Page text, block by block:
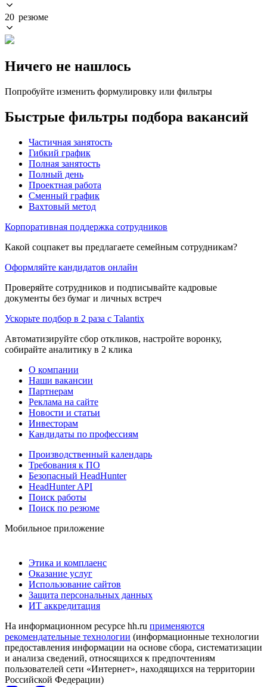
20 резюме
Ничего не нашлось
Попробуйте изменить формулировку или фильтры
Быстрые фильтры подбора вакансий
Частичная занятость
Гибкий график
Полная занятость
Полный день
Проектная работа
Сменный график
Вахтовый метод
Корпоративная поддержка сотрудников
Какой соцпакет вы предлагаете семейным сотрудникам?
Оформляйте кандидатов онлайн
Проверяйте сотрудников и подписывайте кадровые
документы без бумаг и личных встреч
Ускорьте подбор в 2 раза с Talantix
Автоматизируйте сбор откликов, настройте воронку,
собирайте аналитику в 2 клика
О компании
Наши вакансии
Партнерам
Реклама на сайте
Новости и статьи
Инвесторам
Кандидаты по профессиям
Производственный календарь
Требования к ПО
Безопасный HeadHunter
HeadHunter API
Поиск работы
Поиск по резюме
Мобильное приложение
Этика и комплаенс
Оказание услуг
Использование сайтов
Защита персональных данных
ИТ аккредитация
На информационном ресурсе hh.ru применяются
рекомендательные технологии (информационные технологии
предоставления информации на основе сбора, систематизации
и анализа сведений, относящихся к предпочтениям
пользователей сети «Интернет», находящихся на территории
Российской Федерации)